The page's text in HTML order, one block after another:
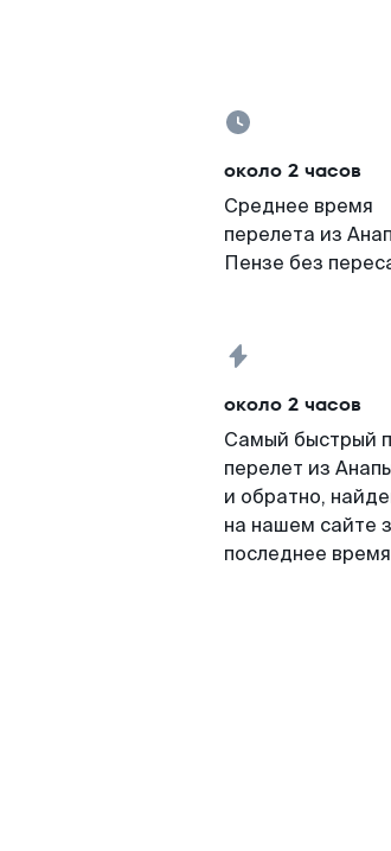
около 2 часов
Среднее время
перелета из
Пензе без
около 2 часов
Самый быстрый
перелет из
и обратно,
на нашем сайте
последнее время